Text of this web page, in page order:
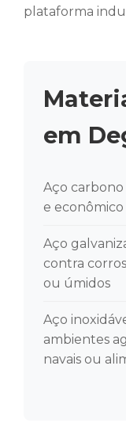
plataforma
em
Aço
e
Aço
contra
ou úmidos
Aço
ambientes
navais ou